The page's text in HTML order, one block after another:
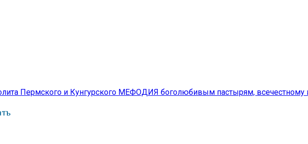
Пермского и Кунгурского МЕФОДИЯ боголюбивым пастырям, всечестному